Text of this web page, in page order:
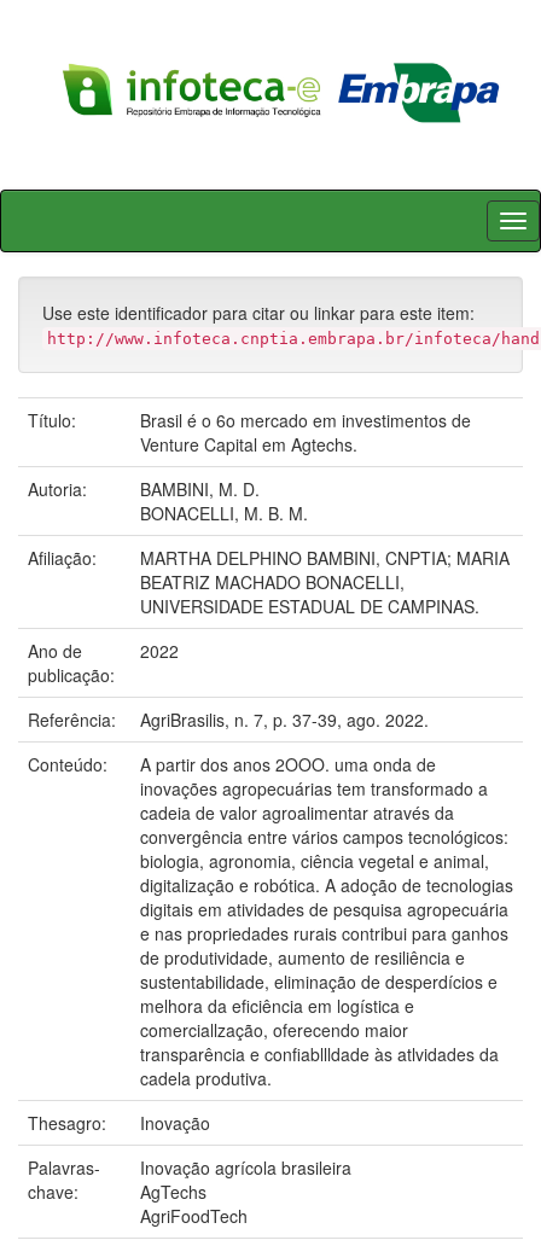
Skip
Use este identificador para citar ou linkar para este item:
http://www.infoteca.cnptia.embrapa.br/infoteca/
Título:
Brasil é o 6o mercado em investimentos de
Venture Capital em Agtechs.
Autoria:
BAMBINI, M. D.
BONACELLI, M. B. M.
Afiliação:
MARTHA DELPHINO BAMBINI, CNPTIA; MARIA
BEATRIZ MACHADO BONACELLI,
UNIVERSIDADE ESTADUAL DE CAMPINAS.
Ano de
publicação:
2022
Referência:
AgriBrasilis, n. 7, p. 37-39, ago. 2022.
Conteúdo:
A partir dos anos 2OOO. uma onda de
inovações agropecuárias tem transformado a
cadeia de valor agroalimentar através da
convergência entre vários campos tecnológicos:
biologia, agronomia, ciência vegetal e animal,
digitalização e robótica. A adoção de tecnologias
digitais em atividades de pesquisa agropecuária
e nas propriedades rurais contribui para ganhos
de produtividade, aumento de resiliência e
sustentabilidade, eliminação de desperdícios e
melhora da eficiência em logística e
comerciallzação, oferecendo maior
transparência e confiabllldade às atlvidades da
cadela produtiva.
Thesagro:
Inovação
Palavras-
chave:
Inovação agrícola brasileira
AgTechs
AgriFoodTech